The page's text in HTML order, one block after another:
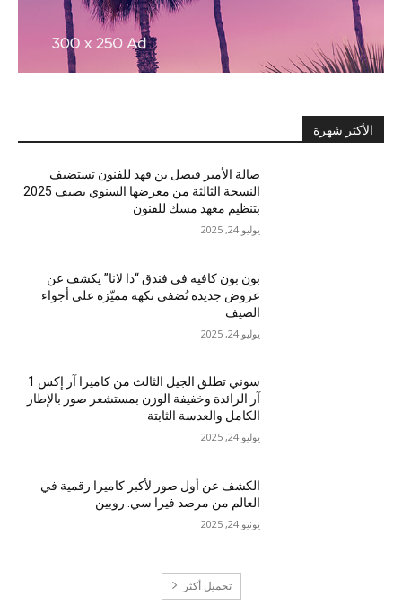
الأكثر شهرة
صالة الأمير فيصل بن فهد للفنون تستضيف
النسخة الثالثة من معرضها السنوي بصيف 2025
بتنظيم معهد مسك للفنون
يوليو 24, 2025
بون بون كافيه في فندق “ذا لانا” يكشف عن
عروض جديدة تُضفي نكهة مميّزة على أجواء
الصيف
يوليو 24, 2025
سوني تطلق الجيل الثالث من كاميرا آر إكس 1
آر الرائدة وخفيفة الوزن بمستشعر صور بالإطار
الكامل والعدسة الثابتة
يوليو 24, 2025
الكشف عن أول صور لأكبر كاميرا رقمية في
العالم من مرصد فيرا سي. روبين
يونيو 24, 2025
تحميل أكثر